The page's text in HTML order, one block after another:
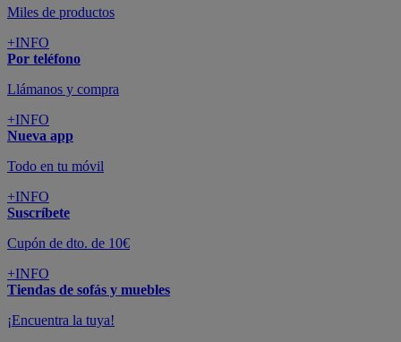
Miles de productos
+INFO
Por teléfono
Llámanos y compra
+INFO
Nueva app
Todo en tu móvil
+INFO
Suscríbete
Cupón de dto. de 10€
+INFO
Tiendas de sofás y muebles
¡Encuentra la tuya!